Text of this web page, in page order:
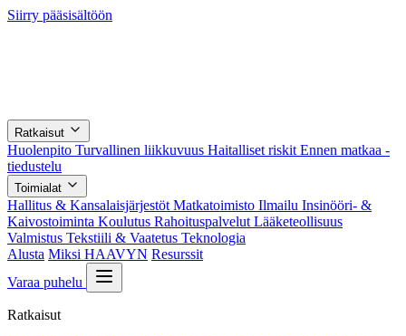
Siirry pääsisältöön
Ratkaisut
Huolenpito Turvallinen liikkuvuus Haitalliset riskit Ennen matkaa -
tiedustelu
Toimialat
Hallitus & Kansalaisjärjestöt Matkatoimisto Ilmailu Insinööri- &
Kaivostoiminta Koulutus Rahoituspalvelut Lääketeollisuus
Valmistus Tekstiili & Vaatetus Teknologia
Alusta Miksi HAAVYN Resurssit
Varaa puhelu
Ratkaisut